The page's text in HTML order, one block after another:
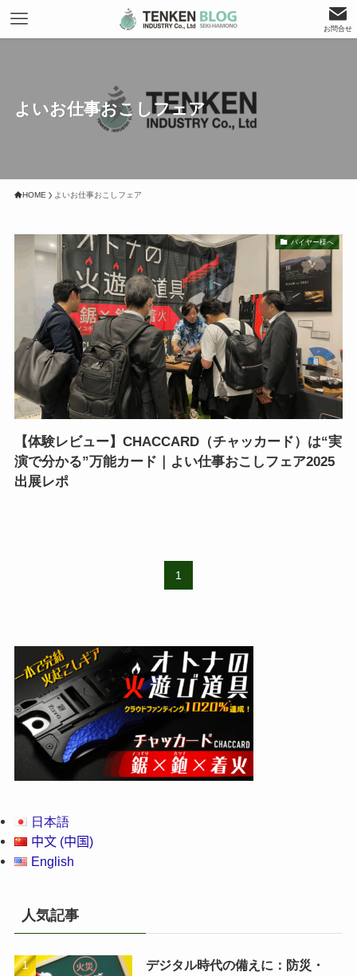
お問合せ
よいお仕事おこしフェア
HOME よいお仕事おこしフェア
バイヤー様へ
【体験レビュー】CHACCARD（チャッカード）は“実
演で分かる”万能カード｜よい仕事おこしフェア2025
出展レポ
1
日本語
中文 (中国)
English
人気記事
デジタル時代の備えに：防災・